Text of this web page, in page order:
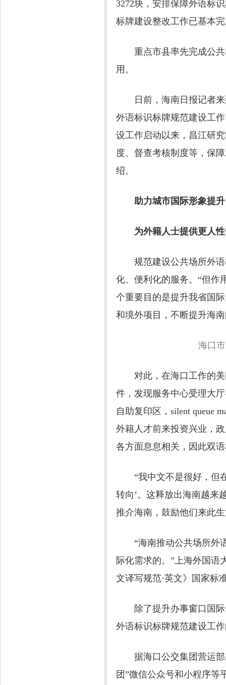
3272块，安排保障外语标
标牌建设整改工作已基本
重点市县率先完成公共
用。
日前，海南日报记者来
外语标识标牌规范建设工
设工作启动以来，昌江研
度、督查考核制度等，保
绍。
助力城市国际形象提升
为外籍人士提供更人性
规范建设公共场所外语
化、便利化的服务。“但作
个重要目的是提升我省国
和境外项目，不断提升海
海口市道
对此，在海口工作的美
件，发现服务中心受理大
自助复印区，silent queue
外籍人才前来投资兴业，
各方面息息相关，因此双
“我中文不是很好，但在
转向’。这释放出海南越来
推介海南，鼓励他们来此
“海南推动公共场所外语
际化需求的。”上海外国语
文译写规范·英文》国家标
除了提升办事窗口国际
外语标识标牌规范建设工
据海口公交集团营运部
团”微信公众号和小程序等